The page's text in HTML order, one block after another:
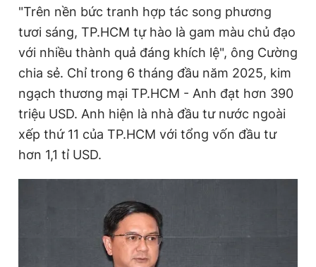
Phó tổng biên tập: Trần Việt Hưng
Tổng thư ký tòa soạn: Đức Trung
Giấy phép xuất bản số 110/GP - BTTTT cấp ngày 24.3.2020
© 2003-2026 Bản quyền thuộc về Báo Thanh Niên. Cấm sao
chép dưới mọi hình thức nếu không có sự chấp thuận bằng văn
bản. Phát triển bởi ePi Technologies, JSC.
"Trên nền bức tranh hợp tác song phương
tươi sáng, TP.HCM tự hào là gam màu chủ đạo
với nhiều thành quả đáng khích lệ", ông Cường
chia sẻ. Chỉ trong 6 tháng đầu năm 2025, kim
ngạch thương mại TP.HCM - Anh đạt hơn 390
triệu USD. Anh hiện là nhà đầu tư nước ngoài
xếp thứ 11 của TP.HCM với tổng vốn đầu tư
hơn 1,1 tỉ USD.